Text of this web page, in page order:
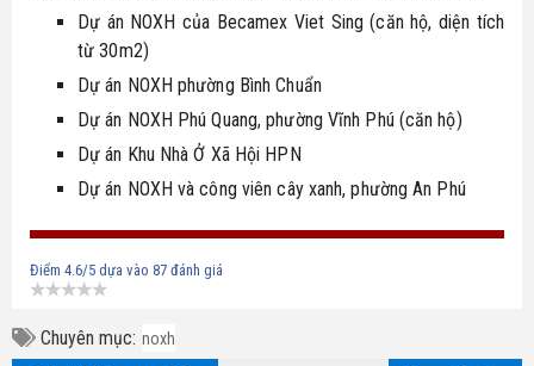
Dự án NOXH của Becamex Viet Sing (căn hộ, diện tích
từ 30m2)
Dự án NOXH phường Bình Chuẩn
Dự án NOXH Phú Quang, phường Vĩnh Phú (căn hộ)
Dự án Khu Nhà Ở Xã Hội HPN
Dự án NOXH và công viên cây xanh, phường An Phú
Điểm 4.6/5 dựa vào 87 đánh giá
Chuyên mục: noxh